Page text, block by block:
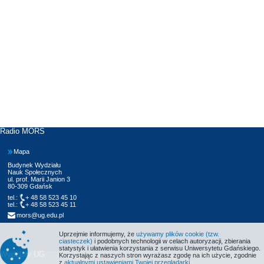
Radio MORS
Mapa
Budynek Wydziału
Nauk Społecznych
ul. prof. Marii Janion 3
80-309 Gdańsk
tel.:
+ 48 58 523 45 10
tel.:
+ 48 58 523 45 11
mors@ug.edu.pl
Wydziały UG
Uprzejmie informujemy, że używamy plików cookie (tzw.
ciasteczek) i podobnych technologii w celach autoryzacji, zbierania
statystyk i ułatwienia korzystania z serwisu Uniwersytetu Gdańskiego.
Korzystając z naszych stron wyrażasz zgodę na ich użycie, zgodnie
z aktualnymi ustawieniami Twojej przeglądarki